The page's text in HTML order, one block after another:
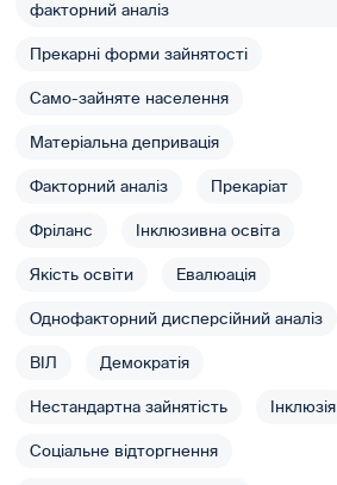
факторний аналіз
Прекарні форми зайнятості
Само-зайняте населення
Матеріальна депривація
Факторний аналіз Прекаріат
Фріланс Інклюзивна освіта
Якість освіти Евалюація
Однофакторний дисперсійний аналіз
ВІЛ Демократія
Нестандартна зайнятість Інклюзія
Соціальне відторгнення